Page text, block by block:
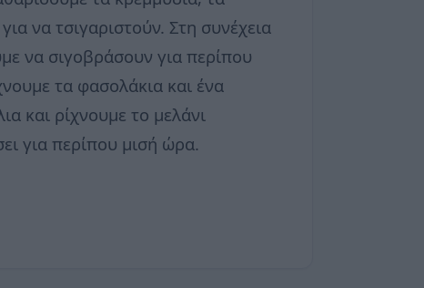
να τσιγαριστούν. Στη συνέχεια
να σιγοβράσουν για περίπου
τα φασολάκια και ένα
και ρίχνουμε το μελάνι
για περίπου μισή ώρα.